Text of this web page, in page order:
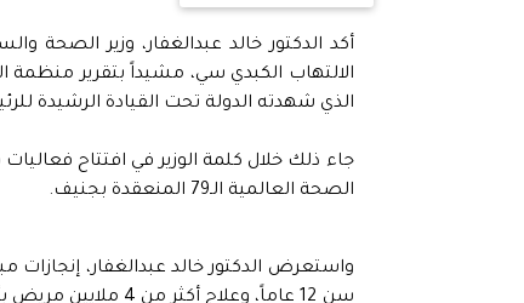
أكد الدكتور خالد عبدالغفار، وزير الصحة
الذي شهدته الدولة تحت القيادة الرشيدة
الصحة العالمية الـ79 المنعقدة بجنيف.
سن 12 عاماً،